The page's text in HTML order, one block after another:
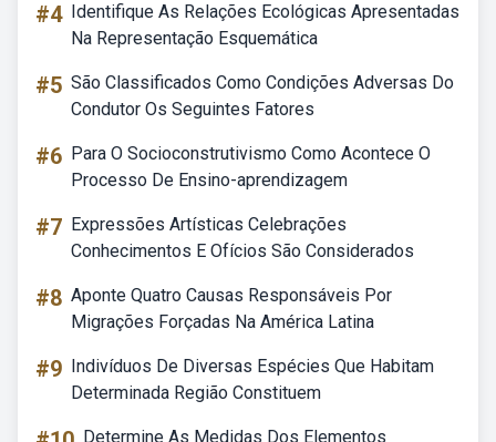
#4 Identifique As Relações Ecológicas Apresentadas
Na Representação Esquemática
#5 São Classificados Como Condições Adversas Do
Condutor Os Seguintes Fatores
#6 Para O Socioconstrutivismo Como Acontece O
Processo De Ensino-aprendizagem
#7 Expressões Artísticas Celebrações
Conhecimentos E Ofícios São Considerados
#8 Aponte Quatro Causas Responsáveis Por
Migrações Forçadas Na América Latina
#9 Indivíduos De Diversas Espécies Que Habitam
Determinada Região Constituem
Determine As Medidas Dos Elementos